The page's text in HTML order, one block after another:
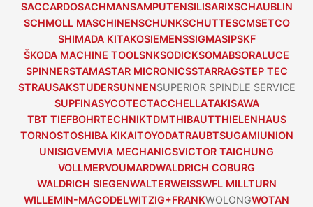
SACCARDOSACHMANSAMPUTENSILISARIXSCHAUBLIN
SCHMOLL MASCHINENSCHUNKSCHUTTESCMSETCO
SHIMADA KITAKOSIEMENSSIGMASIPSKF
ŠKODA MACHINE TOOLSNKSODICKSOMABSORALUCE
SPINNERSTAMASTAR MICRONICSSTARRAGSTEP TEC
STRAUSAKSTUDERSUNNENSUPERIOR SPINDLE SERVICE
SUPFINASYCOTECTACCHELLATAKISAWA
TBT TIEFBOHRTECHNIKTDMTHIBAUTTHIELENHAUS
TORNOSTOSHIBA KIKAITOYODATRAUBTSUGAMIUNION
UNISIGVEMVIA MECHANICSVICTOR TAICHUNG
VOLLMERVOUMARDWALDRICH COBURG
WALDRICH SIEGENWALTERWEISSWFL MILLTURN
WILLEMIN-MACODELWITZIG+FRANKWOLONGWOTAN